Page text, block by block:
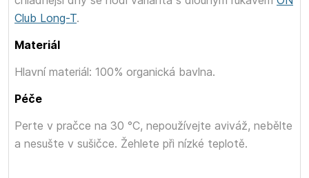
Club Long-T.
Materiál
Hlavní materiál: 100% organická bavlna.
Péče
Perte v pračce na 30 °C, nepoužívejte aviváž, nebělte
a nesušte v sušičce. Žehlete při nízké teplotě.